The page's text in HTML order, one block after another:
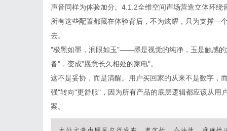
声音同样为体验加分。4.1.2全维空间声场营造立体环
所有这些配置都藏在体验背后，不为炫耀，只为支撑一
去。
"极黑如墨，润眼如玉"——墨是视觉的纯净，玉是触感
备"，变成"愿意长久相处的家电"。
这不是妥协，而是清醒。用户买回家的从来不是数字，
强"转向"更舒服"，因为所有产品的底层逻辑都应该从
案。